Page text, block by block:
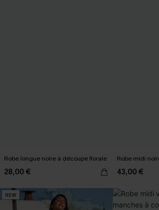
Robe longue noire à découpe florale
28,00 €
Robe midi
43,00 €
NEW